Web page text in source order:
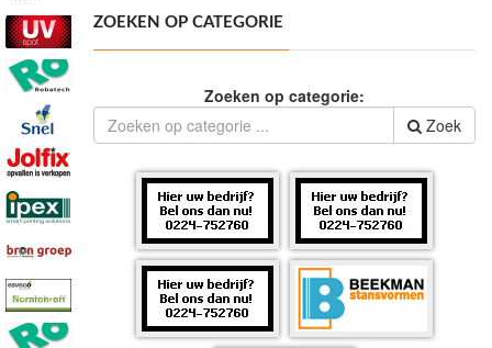
ZOEKEN OP CATEGORIE
Zoeken op categorie:
Zoek